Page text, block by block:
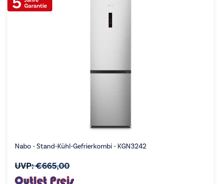
Nabo - Stand-Kühl-Gefrierkombi - KGN3242
UVP:€665,00